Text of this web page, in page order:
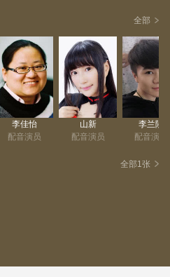
转转竟被小斌斌撸走，抱回宿
！
全部
李佳怡
配音演员
山新
配音演员
李兰陵
配音演员
全部1张